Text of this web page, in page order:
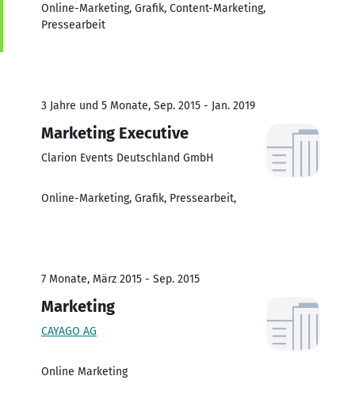
Online-Marketing, Grafik, Content-Marketing,
Pressearbeit
3 Jahre und 5 Monate, Sep. 2015 - Jan. 2019
Marketing Executive
Clarion Events Deutschland GmbH
Online-Marketing, Grafik, Pressearbeit,
7 Monate, März 2015 - Sep. 2015
Marketing
CAYAGO AG
Online Marketing